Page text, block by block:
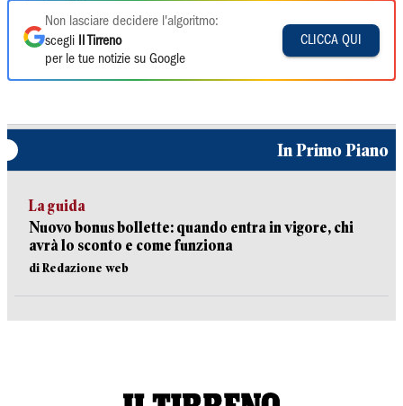
Non lasciare decidere l'algoritmo:
scegli
Il Tirreno
per le tue notizie su Google
CLICCA QUI
In Primo Piano
La guida
Nuovo bonus bollette: quando entra in vigore, chi
avrà lo sconto e come funziona
di Redazione web